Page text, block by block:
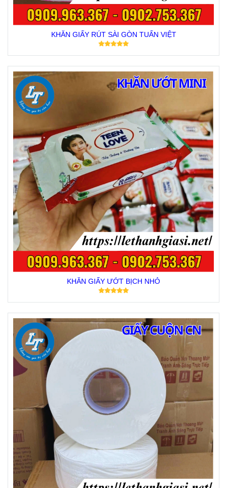
KHĂN GIẤY RÚT SÀI GÒN TUẤN VIỆT
KHĂN GIẤY ƯỚT BỊCH NHỎ